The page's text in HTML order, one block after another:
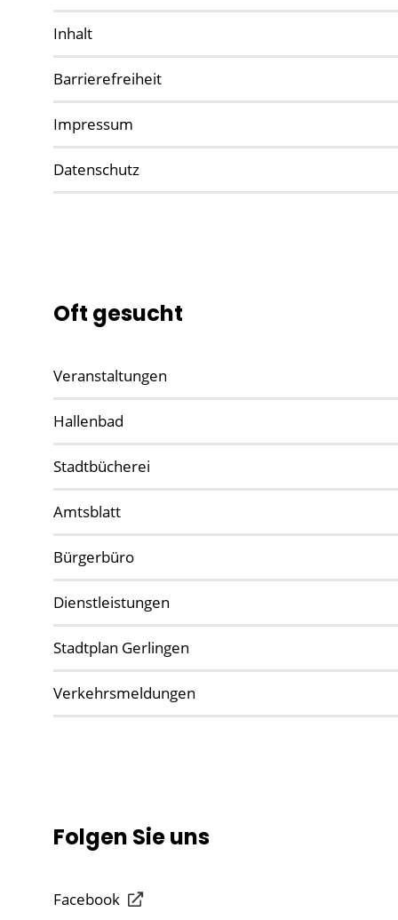
Inhalt
Barrierefreiheit
Impressum
Datenschutz
Oft gesucht
Veranstaltungen
Hallenbad
Stadtbücherei
Amtsblatt
Bürgerbüro
Dienstleistungen
Stadtplan Gerlingen
Verkehrsmeldungen
Folgen Sie uns
Facebook